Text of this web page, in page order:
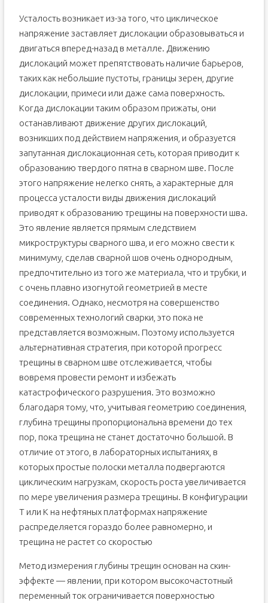
Усталость возникает из-за того, что циклическое
напряжение заставляет дислокации образовываться и
двигаться вперед-назад в металле. Движению
дислокаций может препятствовать наличие барьеров,
таких как небольшие пустоты, границы зерен, другие
дислокации, примеси или даже сама поверхность.
Когда дислокации таким образом прижаты, они
останавливают движение других дислокаций,
возникших под действием напряжения, и образуется
запутанная дислокационная сеть, которая приводит к
образованию твердого пятна в сварном шве. После
этого напряжение нелегко снять, а характерные для
процесса усталости виды движения дислокаций
приводят к образованию трещины на поверхности шва.
Это явление является прямым следствием
микроструктуры сварного шва, и его можно свести к
минимуму, сделав сварной шов очень однородным,
предпочтительно из того же материала, что и трубки, и
с очень плавно изогнутой геометрией в месте
соединения. Однако, несмотря на совершенство
современных технологий сварки, это пока не
представляется возможным. Поэтому используется
альтернативная стратегия, при которой прогресс
трещины в сварном шве отслеживается, чтобы
вовремя провести ремонт и избежать
катастрофического разрушения. Это возможно
благодаря тому, что, учитывая геометрию соединения,
глубина трещины пропорциональна времени до тех
пор, пока трещина не станет достаточно большой. В
отличие от этого, в лабораторных испытаниях, в
которых простые полоски металла подвергаются
циклическим нагрузкам, скорость роста увеличивается
по мере увеличения размера трещины. В конфигурации
T или K на нефтяных платформах напряжение
распределяется гораздо более равномерно, и
трещина не растет со скоростью
Метод измерения глубины трещин основан на скин-
эффекте — явлении, при котором высокочастотный
переменный ток ограничивается поверхностью